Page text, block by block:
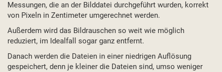
Messungen, die an der Bilddatei durchgeführt wurden, korrekt
von Pixeln in Zentimeter umgerechnet werden.
Außerdem wird das Bildrauschen so weit wie möglich
reduziert, im Idealfall sogar ganz entfernt.
Danach werden die Dateien in einer niedrigen Auflösung
gespeichert, denn je kleiner die Dateien sind, umso weniger